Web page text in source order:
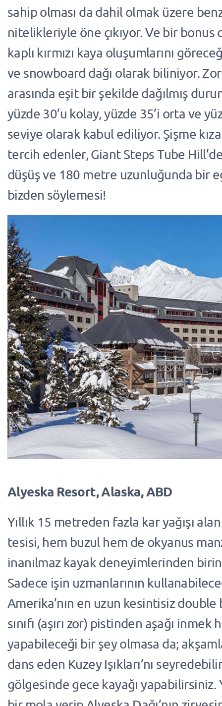
sahip olması da dahil olmak üzere
nitelikleriyle öne çıkıyor. Ve bir bonus
kaplı kırmızı kaya oluşumlarını
ve snowboard dağı olarak biliniyor.
arasında eşit bir şekilde dağılmış
yüzde 30’u kolay, yüzde 35’i orta ve
seviye olarak kabul ediliyor. Şişme
tercih edenler, Giant Steps Tube
düşüş ve 180 metre uzunluğunda bir
bizden söylemesi!
Alyeska Resort, Alaska, ABD
Yıllık 15 metreden fazla kar yağışı
tesisi, hem buzul hem de okyanus
inanılmaz kayak deneyimlerinden
Sadece işin uzmanlarının
Amerika’nın en uzun kesintisiz
sınıfı (aşırı zor) pistinden aşağı inmek
yapabileceği bir şey olmasa da;
dans eden Kuzey Işıkları’nı
gölgesinde gece kayağı yapabilirsiniz.